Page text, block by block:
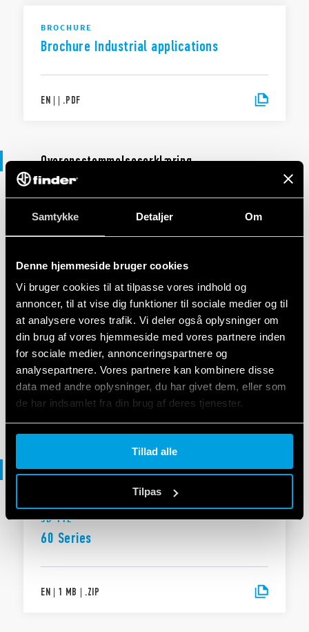
Samtykke Detaljer Om
Denne hjemmeside bruger cookies
Vi bruger cookies til at tilpasse vores indhold og
annoncer, til at vise dig funktioner til sociale medier og til
at analysere vores trafik. Vi deler også oplysninger om
din brug af vores hjemmeside med vores partnere inden
for sociale medier, annonceringspartnere og
analysepartnere. Vores partnere kan kombinere disse
data med andre oplysninger, du har givet dem, eller som
de har indsamlet fra din brug af deres tjenester.
Cookie policy.
Tillad alle
Tilpas
BROCHURE
Brochure Industrial applications
EN | | .PDF
Overensstemmelseserklæring
DECLARATION OF CONFORMITY - UKCA
EN|| .PDF
OVERENSSTEMMELSESERKLÆRING EU
DoC 60 Series
EN|| .PDF
3D-fil
3D-FIL
60 Series
EN | 1 MB | .ZIP